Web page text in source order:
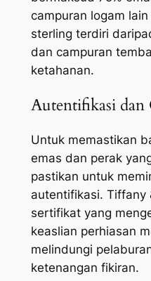
campuran logam
sterling terdiri
dan campuran
ketahanan.
Autentifikasi
Untuk memastikan
emas dan perak
pastikan untuk
autentifikasi. Tiffany
sertifikat yang
keaslian perhiasan
melindungi
ketenangan fikiran.